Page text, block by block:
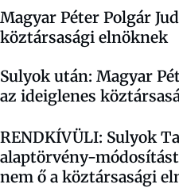
Magyar Péter Polgár
köztársasági elnöknek
Sulyok után: Magyar
az ideiglenes
RENDKÍVÜLI: Sulyok
alaptörvény-
nem ő a köztársasági